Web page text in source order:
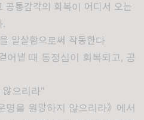
공통감각의 회복이 어디서 오는
.
말살함으로써 작동한다
어낼 때 동정심이 회복되고, 공
으리라"
명을 원망하지 않으리라》에서